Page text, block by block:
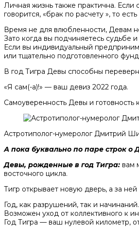
Личная жизнь также практична. Если
говорится, «брак по расчету », то
Время не для влюбленности, Девам
Зато когда вы подчиняетесь судьбе
Если вы индивидуальный
или тщательно подготовленного
В год Тигра Девы способны
«Я сам(-а)!» — ваш девиз 2022 года.
Самоуверенность Девы и готовность
Астротиполог-нумеролог Дмитрий
А пока буквально по паре строк
Девы, рожденные в год Тигра: вам
восточного цикла.
Тигр открывает новую дверь, а за ней
Год, как разрушений, так и
Возможен уход от коллективного к
Год Тигра — ваш нулевой километр,